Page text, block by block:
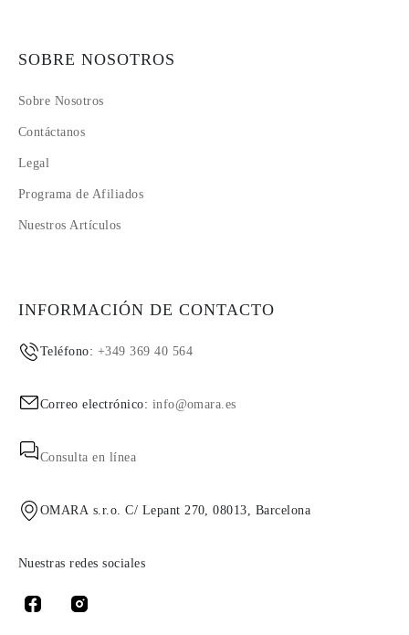
SOBRE NOSOTROS
Sobre Nosotros
Contáctanos
Legal
Programa de Afiliados
Nuestros Artículos
INFORMACIÓN DE CONTACTO
Teléfono: +349 369 40 564
Correo electrónico: info@omara.es
Consulta en línea
OMARA s.r.o. C/ Lepant 270, 08013, Barcelona
Nuestras redes sociales